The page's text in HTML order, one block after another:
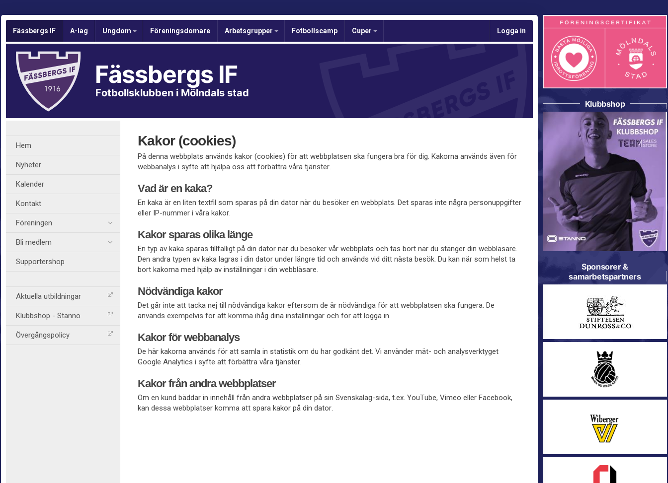
Fässbergs IF A-lag Ungdom Föreningsdomare Arbetsgrupper Fotbollscamp Cuper Logga in
Fässbergs IF
Fotbollsklubben i Mölndals stad
Hem
Nyheter
Kalender
Kontakt
Föreningen
Bli medlem
Supportershop
Aktuella utbildningar
Klubbshop - Stanno
Övergångspolicy
Kakor (cookies)
På denna webbplats används kakor (cookies) för att webbplatsen ska fungera bra för dig. Kakorna används även för
webbanalys i syfte att hjälpa oss att förbättra våra tjänster.
Vad är en kaka?
En kaka är en liten textfil som sparas på din dator när du besöker en webbplats. Det sparas inte några personuppgifter
eller IP-nummer i våra kakor.
Kakor sparas olika länge
En typ av kaka sparas tillfälligt på din dator när du besöker vår webbplats och tas bort när du stänger din webbläsare.
Den andra typen av kaka lagras i din dator under längre tid och används vid ditt nästa besök. Du kan när som helst ta
bort kakorna med hjälp av inställningar i din webbläsare.
Nödvändiga kakor
Det går inte att tacka nej till nödvändiga kakor eftersom de är nödvändiga för att webbplatsen ska fungera. De
används exempelvis för att komma ihåg dina inställningar och för att logga in.
Kakor för webbanalys
De här kakorna används för att samla in statistik om du har godkänt det. Vi använder mät- och analysverktyget
Google Analytics i syfte att förbättra våra tjänster.
Kakor från andra webbplatser
Om en kund bäddar in innehåll från andra webbplatser på sin Svenskalag-sida, t.ex. YouTube, Vimeo eller Facebook,
kan dessa webbplatser komma att spara kakor på din dator.
Klubbshop
Sponsorer &
samarbetspartners